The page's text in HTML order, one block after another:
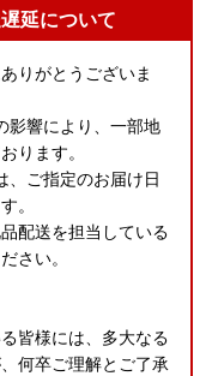
延について
りがとうございま
影響により、一部地
ります。
、ご指定のお届け日
。
配送を担当している
さい。
皆様には、多大なる
何卒ご理解とご了承